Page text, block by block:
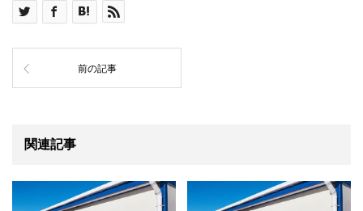
前の記事
関連記事